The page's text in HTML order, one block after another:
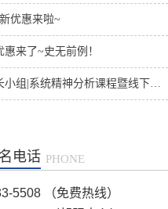
优惠来啦~
惠来了~史无前例！
成长小组|系统精神分析课程暨线下团体成长小组招募
电话 PHONE
5508 （免费热线）
陈欣
擅长：职场、人际、两性关
在线预约>>
擅长：情绪情感(情绪困
扰、自我冲突、自我发展、
人际关系等)；婚恋家庭(恋
爱失恋、夫妻沟通、婆媳关